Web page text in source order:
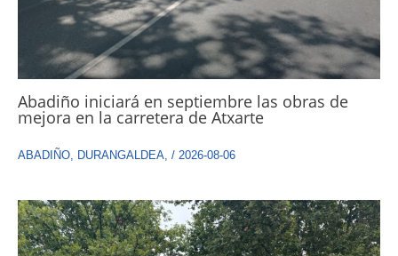
Abadiño iniciará en septiembre las obras de
mejora en la carretera de Atxarte
ABADIÑO DURANGALDEA / 2026-08-06